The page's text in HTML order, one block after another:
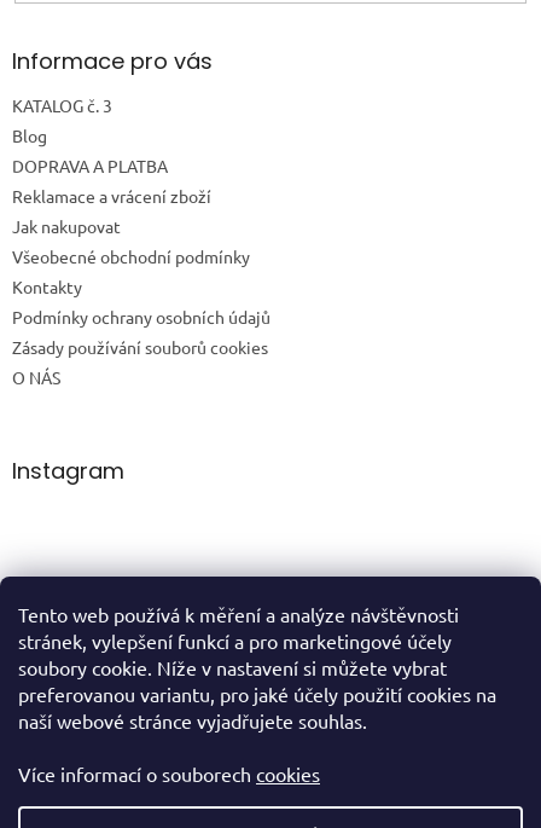
Tento web používá k měření a analýze návštěvnosti
stránek, vylepšení funkcí a pro marketingové účely
soubory cookie. Níže v nastavení si můžete vybrat
preferovanou variantu, pro jaké účely použití cookies na
naší webové stránce vyjadřujete souhlas.
Více informací o souborech cookies
Informace pro vás
KATALOG č. 3
Blog
DOPRAVA A PLATBA
Reklamace a vrácení zboží
Jak nakupovat
Všeobecné obchodní podmínky
Kontakty
Podmínky ochrany osobních údajů
Zásady používání souborů cookies
O NÁS
Instagram
Sledovat na Instagramu
domů
Vytvořil Shoptet